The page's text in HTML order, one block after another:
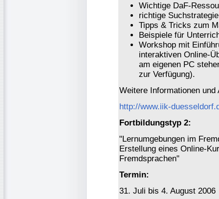
Wichtige DaF-
richtige
Tipps & Tricks zum
Beispiele für
Workshop mit
interaktiven Online-
am eigenen PC
zur Verfügung).
Weitere Informationen und
http://www.iik-
Fortbildungstyp 2:
"Lernumgebungen im
Erstellung eines Online-
Fremdsprachen"
Termin:
31. Juli bis 4. August 2006